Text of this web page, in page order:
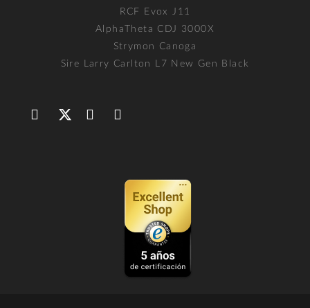
RCF Evox J11
AlphaTheta CDJ 3000X
Strymon Canoga
Sire Larry Carlton L7 New Gen Black